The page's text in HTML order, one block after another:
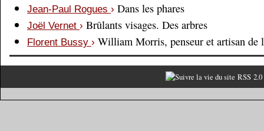
Jean-Paul Rogues › Dans les phares
Joël Vernet › Brûlants visages. Des arbres
Florent Bussy › William Morris, penseur et artisan de
RSS 2.0